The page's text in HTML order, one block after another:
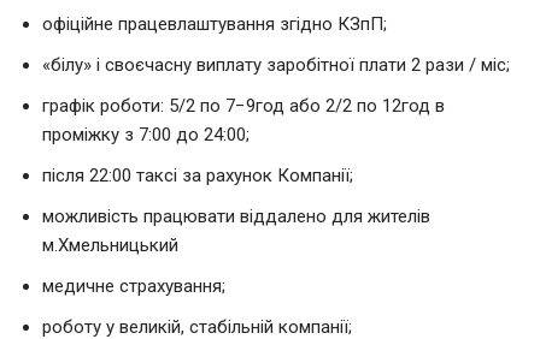
офіційне працевлаштування згідно КЗпП;
«білу» і своєчасну виплату заробітної плати 2 рази / міс;
графік роботи: 5/2 по 7−9год або 2/2 по 12год в
проміжку з 7:00 до 24:00;
після 22:00 таксі за рахунок Компанії;
можливість працювати віддалено для жителів
м.Хмельницький
медичне страхування;
роботу у великій, стабільній компанії;